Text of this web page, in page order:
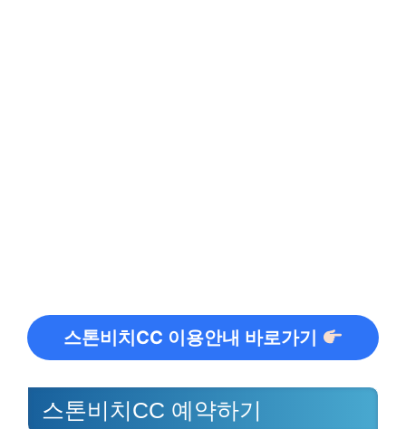
스톤비치CC 이용안내 바로가기
스톤비치CC 예약하기